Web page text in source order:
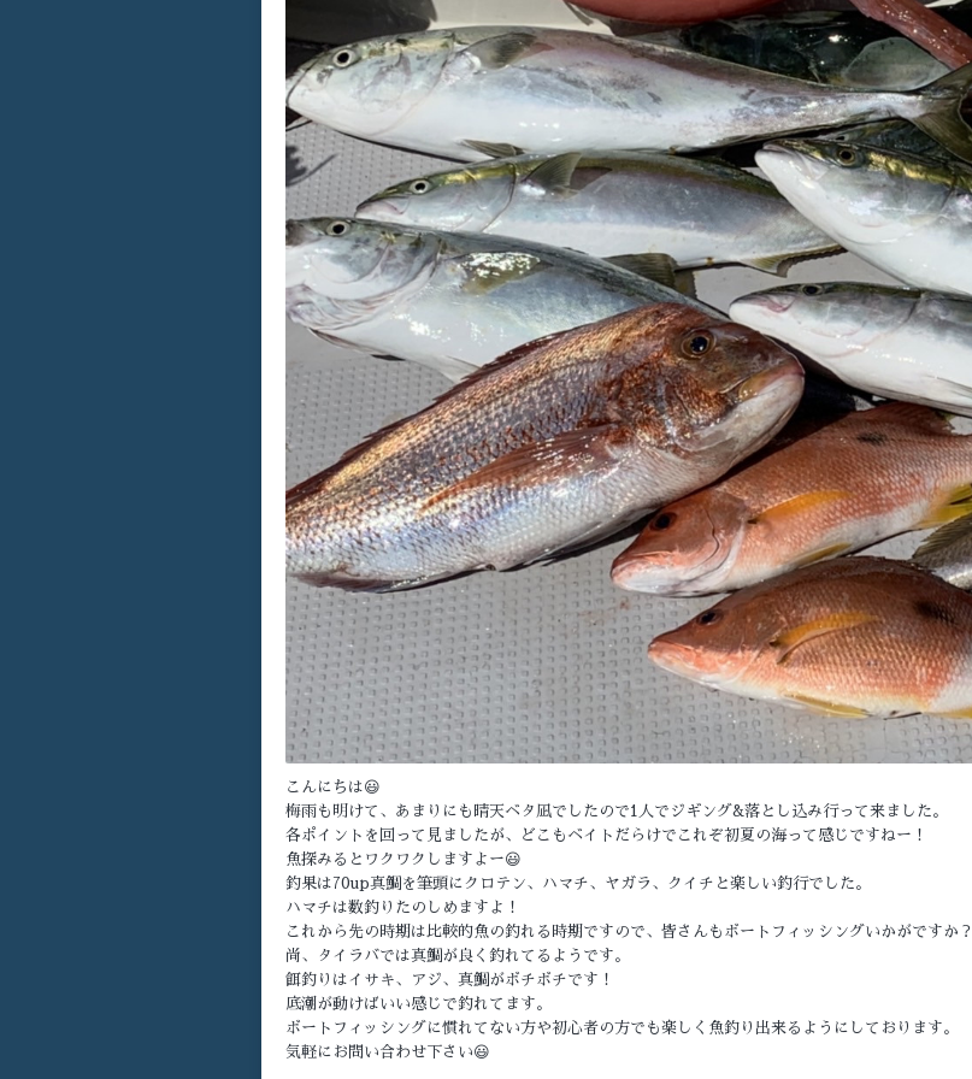
こんにちは😃
梅雨も明けて、あまりにも晴天ベタ凪でしたので1人でジギング&落とし込み行って来ました。
各ポイントを回って見ましたが、どこもベイトだらけでこれぞ初夏の海って感じですねー！
魚探みるとワクワクしますよー😃
釣果は70up真鯛を筆頭にクロテン、ハマチ、ヤガラ、クイチと楽しい釣行でした。
ハマチは数釣りたのしめますよ！
これから先の時期は比較的魚の釣れる時期ですので、皆さんもボートフィッシングいかがですか？
尚、タイラバでは真鯛が良く釣れてるようです。
餌釣りはイサキ、アジ、真鯛がボチボチです！
底潮が動けばいい感じで釣れてます。
ボートフィッシングに慣れてない方や初心者の方でも楽しく魚釣り出来るようにしております。
気軽にお問い合わせ下さい😃